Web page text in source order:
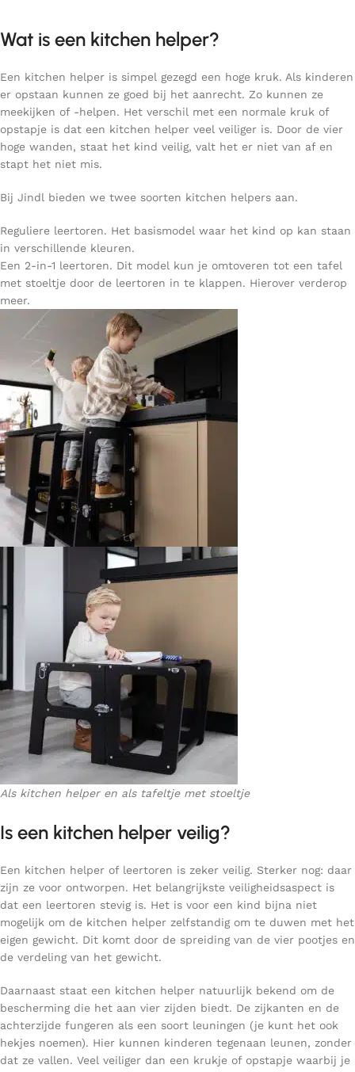
Wat is een kitchen helper?
Een kitchen helper is simpel gezegd een hoge kruk. Als kinderen
er opstaan kunnen ze goed bij het aanrecht. Zo kunnen ze
meekijken of -helpen. Het verschil met een normale kruk of
opstapje is dat een kitchen helper veel veiliger is. Door de vier
hoge wanden, staat het kind veilig, valt het er niet van af en
stapt het niet mis.
Bij Jindl bieden we twee soorten kitchen helpers aan.
Reguliere leertoren. Het basismodel waar het kind op kan staan
in verschillende kleuren.
Een 2-in-1 leertoren. Dit model kun je omtoveren tot een tafel
met stoeltje door de leertoren in te klappen. Hierover verderop
meer.
Als kitchen helper en als tafeltje met stoeltje
Is een kitchen helper veilig?
Een kitchen helper of leertoren is zeker veilig. Sterker nog: daar
zijn ze voor ontworpen. Het belangrijkste veiligheidsaspect is
dat een leertoren stevig is. Het is voor een kind bijna niet
mogelijk om de kitchen helper zelfstandig om te duwen met het
eigen gewicht. Dit komt door de spreiding van de vier pootjes en
de verdeling van het gewicht.
Daarnaast staat een kitchen helper natuurlijk bekend om de
bescherming die het aan vier zijden biedt. De zijkanten en de
achterzijde fungeren als een soort leuningen (je kunt het ook
hekjes noemen). Hier kunnen kinderen tegenaan leunen, zonder
dat ze vallen. Veel veiliger dan een krukje of opstapje waarbij je